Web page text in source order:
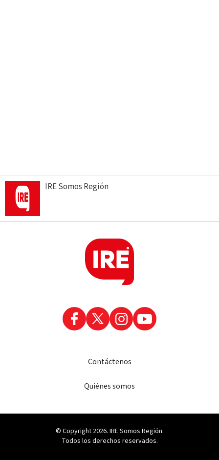
IRE Somos Región
Contáctenos
Quiénes somos
© Copyright 2026. IRE Somos Región.
Todos los derechos reservados.